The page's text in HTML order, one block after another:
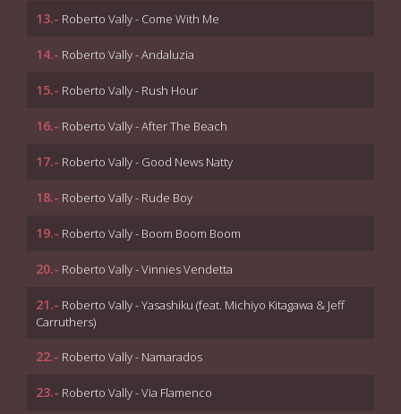
13.- Roberto Vally - Come With Me
14.- Roberto Vally - Andaluzia
15.- Roberto Vally - Rush Hour
16.- Roberto Vally - After The Beach
17.- Roberto Vally - Good News Natty
18.- Roberto Vally - Rude Boy
19.- Roberto Vally - Boom Boom Boom
20.- Roberto Vally - Vinnies Vendetta
21.- Roberto Vally - Yasashiku (feat. Michiyo Kitagawa & Jeff
Carruthers)
22.- Roberto Vally - Namarados
23.- Roberto Vally - Via Flamenco